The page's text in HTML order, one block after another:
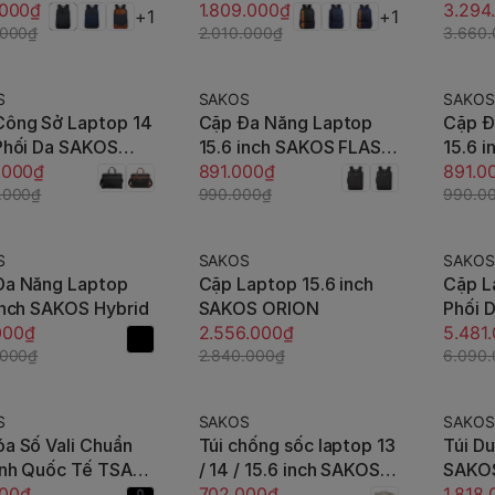
+1
HERO
1.809.000₫
2.010.000₫
+1
nhiều
đai
Tùy chọn
Sở Laptop 14
Da SAKOS
04
-10%
Tùy chọn
SAKOS
Cặp Đa Năng Laptop
15.6 inch SAKOS FLASH
10
891.000₫
990.000₫
-10%
SAKOS
Cặp
15.6
11
Thêm vào giỏ
Năng Laptop
SAKOS Hybrid
-10%
Thêm vào giỏ
SAKOS
Cặp Laptop 15.6 inch
SAKOS ORION
2.556.000₫
2.840.000₫
-10%
SAKOS
Cặp
Phối
Thêm vào giỏ
Số Vali Chuẩn
Quốc Tế TSA
-10%
Tùy chọn
SAKOS
Túi chống sốc laptop 13
/ 14 / 15.6 inch SAKOS
-10%
SAKOS
Túi